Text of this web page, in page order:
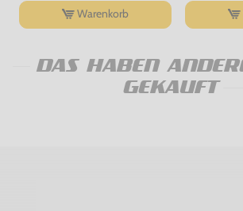
Warenkorb
DAS HABEN
GEKAUFT